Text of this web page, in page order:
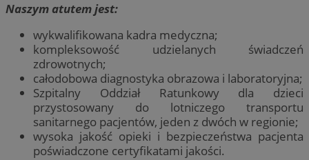
Naszym atutem jest:
wykwalifikowana kadra medyczna;
kompleksowość udzielanych świadczeń
zdrowotnych;
całodobowa diagnostyka obrazowa i laboratoryjna;
Szpitalny Oddział Ratunkowy dla dzieci
przystosowany do lotniczego transportu
sanitarnego pacjentów, jeden z dwóch w regionie;
wysoka jakość opieki i bezpieczeństwa pacjenta
poświadczone certyfikatami jakości.